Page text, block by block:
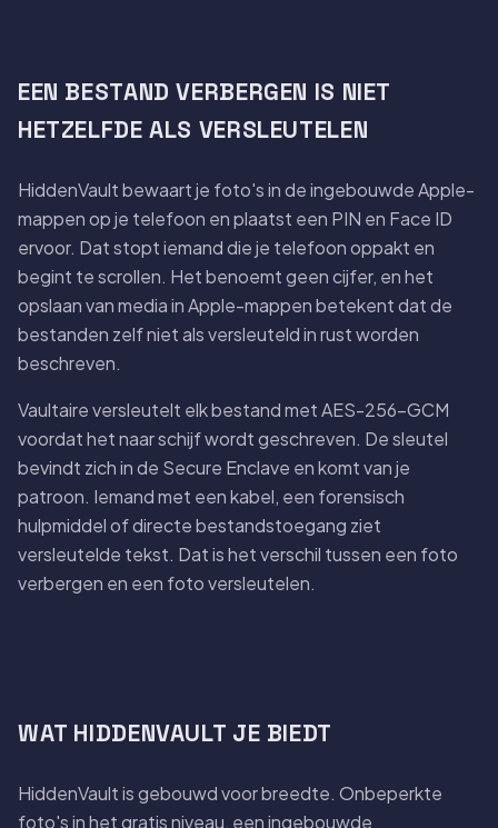
EEN BESTAND VERBERGEN IS NIET
HETZELFDE ALS VERSLEUTELEN
HiddenVault bewaart je foto's in de ingebouwde Apple-
mappen op je telefoon en plaatst een PIN en Face ID
ervoor. Dat stopt iemand die je telefoon oppakt en
begint te scrollen. Het benoemt geen cijfer, en het
opslaan van media in Apple-mappen betekent dat de
bestanden zelf niet als versleuteld in rust worden
beschreven.
Vaultaire versleutelt elk bestand met AES-256-GCM
voordat het naar schijf wordt geschreven. De sleutel
bevindt zich in de Secure Enclave en komt van je
patroon. Iemand met een kabel, een forensisch
hulpmiddel of directe bestandstoegang ziet
versleutelde tekst. Dat is het verschil tussen een foto
verbergen en een foto versleutelen.
WAT HIDDENVAULT JE BIEDT
HiddenVault is gebouwd voor breedte. Onbeperkte
foto's in het gratis niveau, een ingebouwde